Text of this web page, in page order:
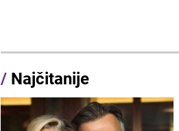
/ Najčitanije